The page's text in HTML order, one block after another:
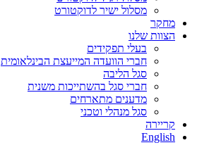
מסלול ישיר לדוקטורט
מחקר
הצוות שלנו
בעלי תפקידים
חברי הוועדה המייעצת הבינלאומית
סגל הליבה
חברי סגל בהשתייכות משנית
מדענים מתארחים
סגל מנהלי וטכני
קריירה
English